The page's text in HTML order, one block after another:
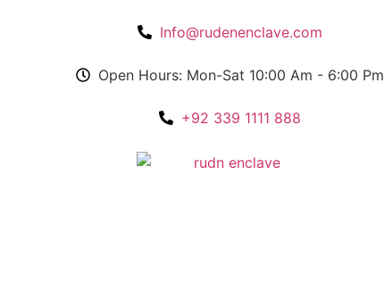
Info@rudenenclave.com
Open Hours: Mon-Sat 10:00 Am - 6:00 Pm
+92 339 1111 888